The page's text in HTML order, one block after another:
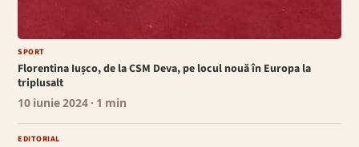
SPORT
Florentina Iușco, de la CSM Deva, pe locul nouă în Europa la
triplusalt
10 iunie 2024 · 1 min
EDITORIAL